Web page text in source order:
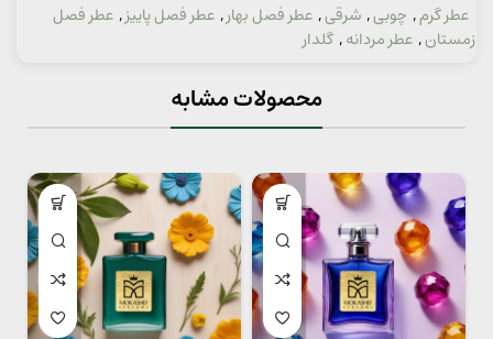
عطر گرم, چوبی, شرقی, عطر فصل بهار, عطر فصل پاییز, عطر فصل
زمستان, عطر مردانه, گلدار
محصولات مشابه